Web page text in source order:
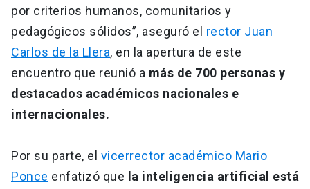
por criterios humanos, comunitarios y
pedagógicos sólidos”, aseguró el rector Juan
Carlos de la Llera, en la apertura de este
encuentro que reunió a más de 700 personas y
destacados académicos nacionales e
internacionales.
Por su parte, el vicerrector académico Mario
Ponce enfatizó que la inteligencia artificial está